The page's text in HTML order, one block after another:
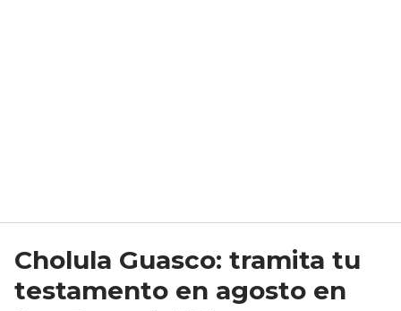
Cholula Guasco: tramita tu
testamento en agosto en